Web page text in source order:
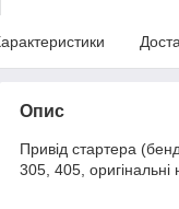
Опис
Привід стартера
305, 405,